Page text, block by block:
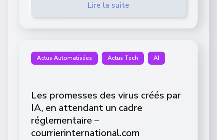
Lire la suite
Actus Automatisées Actus Tech AI
Les promesses des virus créés par
IA, en attendant un cadre
réglementaire –
courrierinternational.com